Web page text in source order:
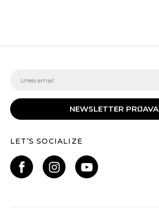
NEWSLETTER PRIJAVA
LET’S SOCIALIZE